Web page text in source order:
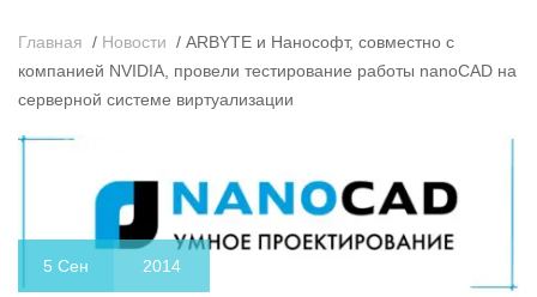
Главная / Новости / ARBYTE и Нанософт, совместно с
компанией NVIDIA, провели тестирование работы nanoCAD на
серверной системе виртуализации
5 Сен 2014